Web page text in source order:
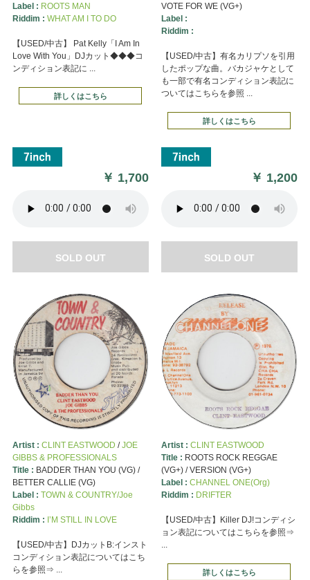
Label : ROOTS MAN
Riddim : WHAT AM I TO DO
【USED/中古】 Pat Kelly「I Am In
Love With You」DJカット◆◆◆コ
ンディション表記に ...
詳しくはこちら
￥ 1,700
SOLD OUT
VOTE FOR WE (VG+)
Label :
Riddim :
【USED/中古】有名カリプソを引用
したポップな曲。バカジャケとして
も一部で有名コンディション表記に
ついてはこちらを参照 ...
詳しくはこちら
￥ 1,200
SOLD OUT
Artist : CLINT EASTWOOD /JOE
GIBBS & PROFESSIONALS
Title : BADDER THAN YOU (VG) /
BETTER CALLIE (VG)
Label : TOWN & COUNTRY/Joe
Gibbs
Riddim : I’M STILL IN LOVE
【USED/中古】DJカットB:インスト
コンディション表記についてはこち
らを参照⇒ ...
Artist : CLINT EASTWOOD
Title : ROOTS ROCK REGGAE
(VG+) / VERSION (VG+)
Label : CHANNEL ONE(Org)
Riddim : DRIFTER
【USED/中古】Killer DJ!コンディシ
ョン表記についてはこちらを参照⇒
...
詳しくはこちら